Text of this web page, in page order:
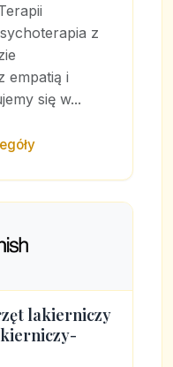
z
empatią i
się w...
lakierniczy